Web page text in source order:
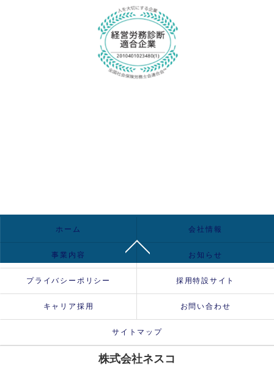
ホーム 会社情報
事業内容 お知らせ
プライバシーポリシー 採用特設サイト
キャリア採用 お問い合わせ
サイトマップ
株式会社ネスコ